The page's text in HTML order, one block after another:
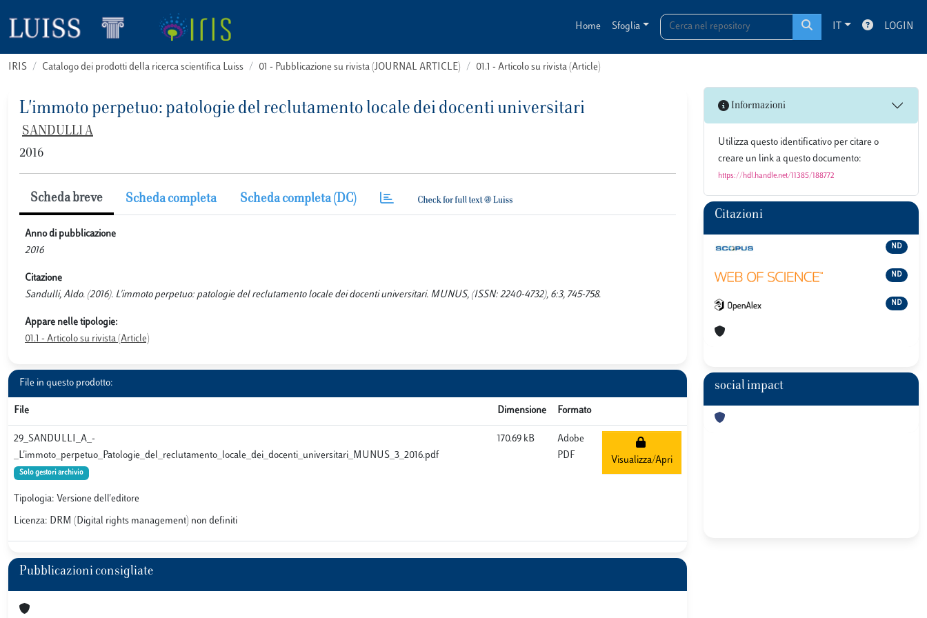
Home Sfoglia IT LOGIN
IRIS Catalogo dei prodotti della ricerca scientifica Luiss 01 - Pubblicazione su rivista (JOURNAL ARTICLE) 01.1 - Articolo su rivista (Article)
L'immoto perpetuo: patologie del reclutamento locale dei docenti universitari
SANDULLI A
2016
Scheda breve Scheda completa Scheda completa (DC)
Anno di pubblicazione
2016
Citazione
Sandulli, Aldo. (2016). L'immoto perpetuo: patologie del reclutamento locale dei docenti universitari. MUNUS, (ISSN: 2240-4732), 6:3, 745-758.
Appare nelle tipologie:
01.1 - Articolo su rivista (Article)
File in questo prodotto:
File Dimensione Formato
29_SANDULLI_A_-
_L'immoto_perpetuo_Patologie_del_reclutamento_locale_dei_docenti_universitari_MUNUS_3_2016.pdf
Solo gestori archivio
Tipologia: Versione dell'editore
Licenza: DRM (Digital rights management) non definiti
170.69 kB
Adobe
PDF
Visualizza/Apri
Pubblicazioni consigliate
Informazioni
Utilizza questo identificativo per citare o
creare un link a questo documento:
https://hdl.handle.net/11385/188772
Citazioni
ND
ND
ND
social impact